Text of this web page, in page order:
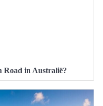
Road in Australië?